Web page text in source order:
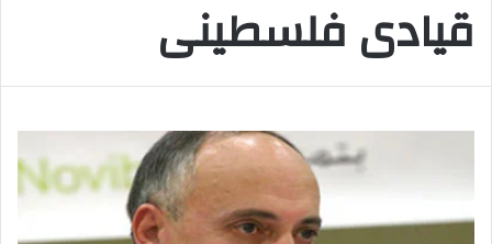
قيادى فلسطينى